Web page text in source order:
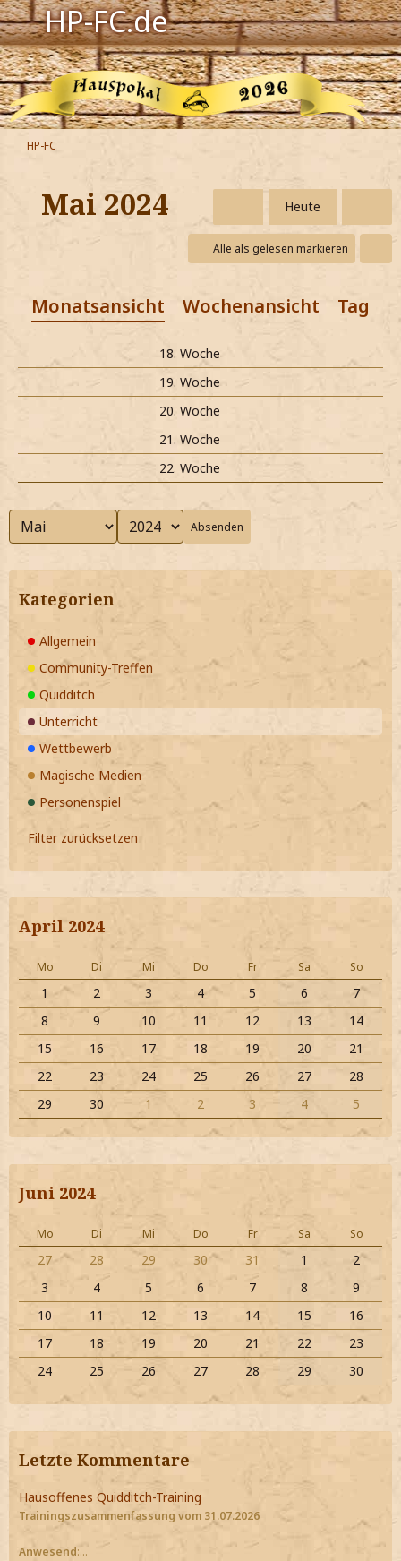
HP-FC.de
Navigation
Harry Potter
Der HP-FC
Hogwarts
Zauberwelt
Willkommen
Jetzt Fanclub-Mitglied werden!
HP-FC
Mai 2024 Heute
Alle als gelesen markieren
Monatsansicht Wochenansicht
18. Woche
19. Woche
20. Woche
21. Woche
22. Woche
Absenden
Kategorien
Allgemein
Community-Treffen
Quidditch
Unterricht
Wettbewerb
Magische Medien
Personenspiel
Filter zurücksetzen
April 2024
Mo Di Mi Do Fr Sa So
1 2 3 4 5 6
7
8
9 10 11 12 13
14
15
16 17 18 19 20
21
22
23 24 25 26 27
28
29
30 1 2 3 4 5
Juni 2024
Mo Di Mi Do Fr Sa So
27 28 29 30 31 1
2
3
4 5 6 7 8
9
10
11 12 13 14 15
16
17
18 19 20 21 22
23
24
25 26 27 28 29 30
Letzte Kommentare
Hausoffenes Quidditch-Training
Trainingszusammenfassung vom 31.07.2026
Anwesend:…